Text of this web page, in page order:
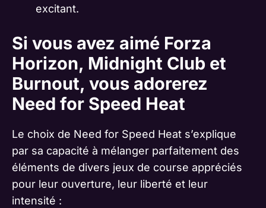
excitant.
Si vous avez aimé Forza
Horizon, Midnight Club et
Burnout, vous adorerez
Need for Speed Heat
Le choix de Need for Speed Heat s’explique
par sa capacité à mélanger parfaitement des
éléments de divers jeux de course appréciés
pour leur ouverture, leur liberté et leur
intensité :